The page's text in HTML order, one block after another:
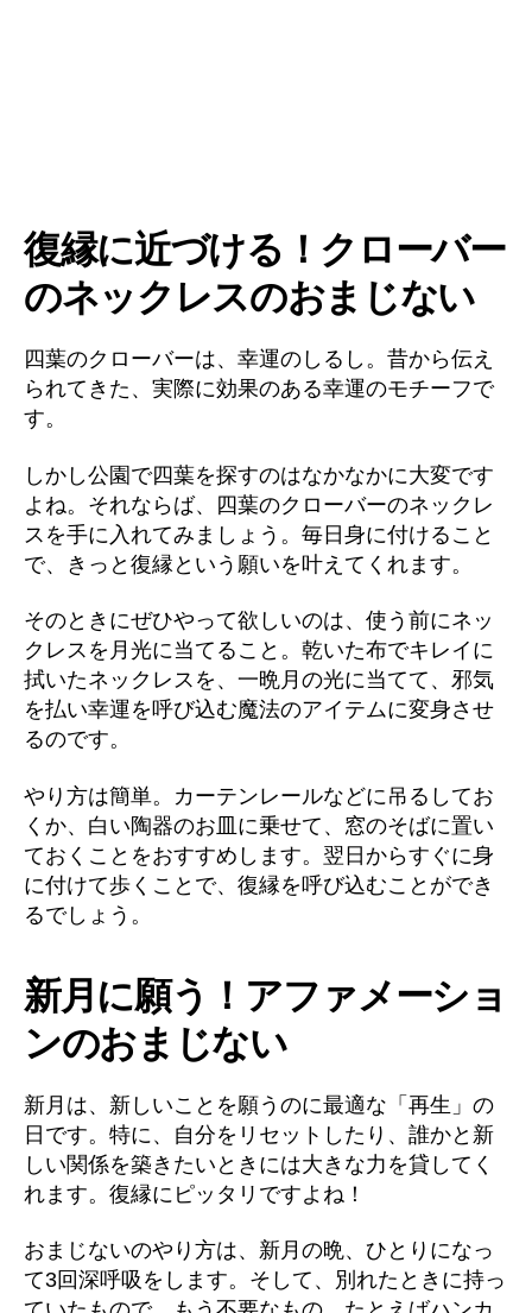
復縁に近づける！クローバー
のネックレスのおまじない
四葉のクローバーは、幸運のしるし。昔から伝え
られてきた、実際に効果のある幸運のモチーフで
す。
しかし公園で四葉を探すのはなかなかに大変です
よね。それならば、四葉のクローバーのネックレ
スを手に入れてみましょう。毎日身に付けること
で、きっと復縁という願いを叶えてくれます。
そのときにぜひやって欲しいのは、使う前にネッ
クレスを月光に当てること。乾いた布でキレイに
拭いたネックレスを、一晩月の光に当てて、邪気
を払い幸運を呼び込む魔法のアイテムに変身させ
るのです。
やり方は簡単。カーテンレールなどに吊るしてお
くか、白い陶器のお皿に乗せて、窓のそばに置い
ておくことをおすすめします。翌日からすぐに身
に付けて歩くことで、復縁を呼び込むことができ
るでしょう。
新月に願う！アファメーショ
ンのおまじない
新月は、新しいことを願うのに最適な「再生」の
日です。特に、自分をリセットしたり、誰かと新
しい関係を築きたいときには大きな力を貸してく
れます。復縁にピッタリですよね！
おまじないのやり方は、新月の晩、ひとりになっ
て3回深呼吸をします。そして、別れたときに持っ